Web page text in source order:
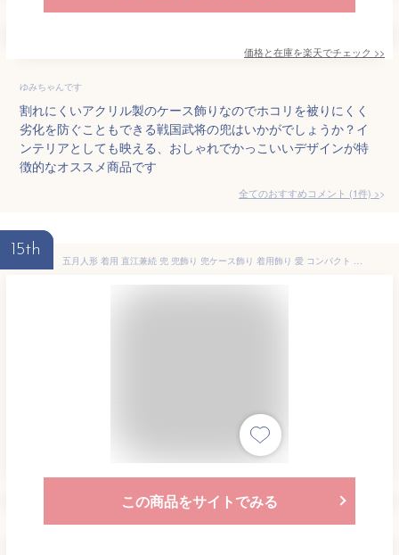
価格と在庫を楽天でチェック >>
ゆみちゃんです
割れにくいアクリル製のケース飾りなのでホコリを被りにくく
劣化を防ぐこともできる戦国武将の兜はいかがでしょうか？イ
ンテリアとしても映える、おしゃれでかっこいいデザインが特
徴的なオススメ商品です
全てのおすすめコメント (1件) >
15th
五月人形 着用 直江兼続 兜 兜飾り 兜ケース飾り 着用飾り 愛 コンパクト アクリル【031K61】 ケース入り兜飾り/かぶと/おしゃれ/モダン/戦国武将/子供の日/かぶる/数量限定
この商品をサイトでみる